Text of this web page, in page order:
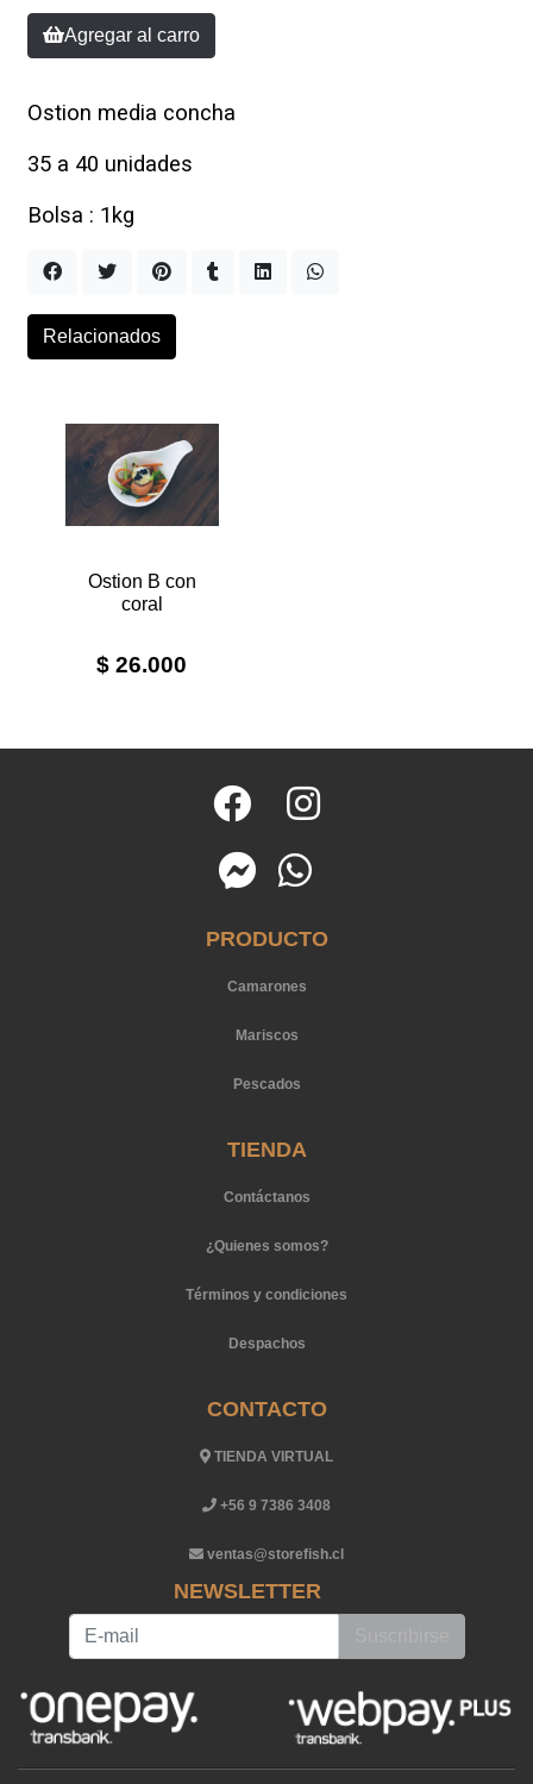
Agregar al carro
Ostion media concha
35 a 40 unidades
Bolsa : 1kg
Ostion B con
coral
$ 26.000
Relacionados
PRODUCTO
Camarones
Mariscos
Pescados
TIENDA
Contáctanos
¿Quienes somos?
Términos y condiciones
Despachos
CONTACTO
TIENDA VIRTUAL
+56 9 7386 3408
ventas@storefish.cl
NEWSLETTER